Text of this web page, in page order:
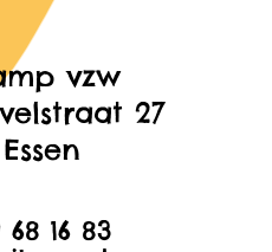
vzw
27
16 83